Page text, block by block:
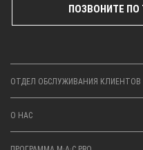
ПОЗВОНИТЕ ПО
ОТДЕЛ ОБСЛУЖИВАНИЯ КЛИЕНТОВ
О НАС